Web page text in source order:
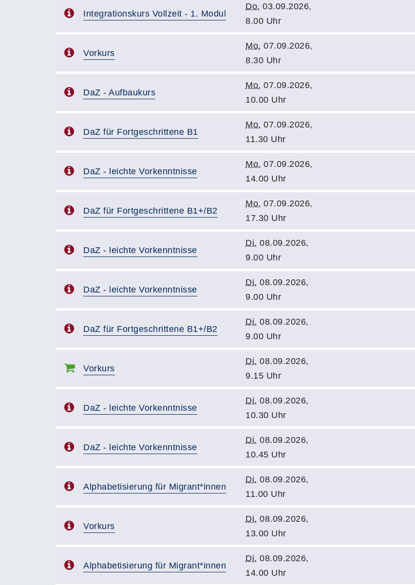
Integrationskurs Vollzeit - 1. Modul
Do. 03.09.2026,
8.00 Uhr
Vorkurs
Mo. 07.09.2026,
8.30 Uhr
DaZ - Aufbaukurs
Mo. 07.09.2026,
10.00 Uhr
DaZ für Fortgeschrittene B1
Mo. 07.09.2026,
11.30 Uhr
DaZ - leichte Vorkenntnisse
Mo. 07.09.2026,
14.00 Uhr
DaZ für Fortgeschrittene B1+/B2
Mo. 07.09.2026,
17.30 Uhr
DaZ - leichte Vorkenntnisse
Di. 08.09.2026,
9.00 Uhr
DaZ - leichte Vorkenntnisse
Di. 08.09.2026,
9.00 Uhr
DaZ für Fortgeschrittene B1+/B2
Di. 08.09.2026,
9.00 Uhr
Vorkurs
Di. 08.09.2026,
9.15 Uhr
DaZ - leichte Vorkenntnisse
Di. 08.09.2026,
10.30 Uhr
DaZ - leichte Vorkenntnisse
Di. 08.09.2026,
10.45 Uhr
Alphabetisierung für Migrant*innen
Di. 08.09.2026,
11.00 Uhr
Vorkurs
Di. 08.09.2026,
13.00 Uhr
Alphabetisierung für Migrant*innen
Di. 08.09.2026,
14.00 Uhr